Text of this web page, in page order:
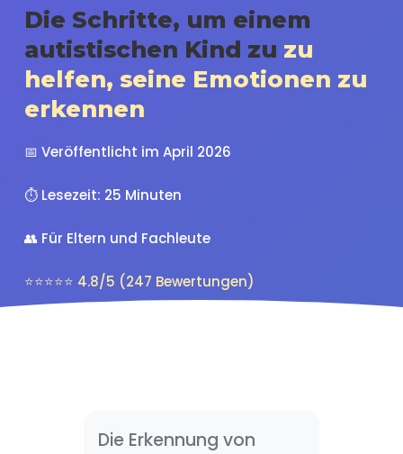
Die Schritte, um einem
autistischen Kind zu zu
helfen, seine Emotionen zu
erkennen
📅 Veröffentlicht im April 2026
⏱️ Lesezeit: 25 Minuten
👥 Für Eltern und Fachleute
⭐⭐⭐⭐⭐ 4.8/5 (247 Bewertungen)
Die Erkennung von